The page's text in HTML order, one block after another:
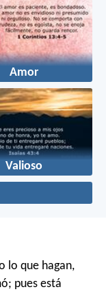
Amor
Valioso
lo que hagan,
pues está